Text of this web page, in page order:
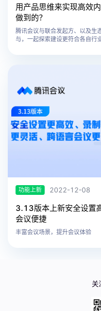
用产品思维来实现高效
做到的？
腾讯会议与联合发起方、以及生
与，一起探索建设更符合各自行
功能上新 2022-12-08
3.13版本上新安全设置
会议便捷
丰富会议场景，提升会议体验
关